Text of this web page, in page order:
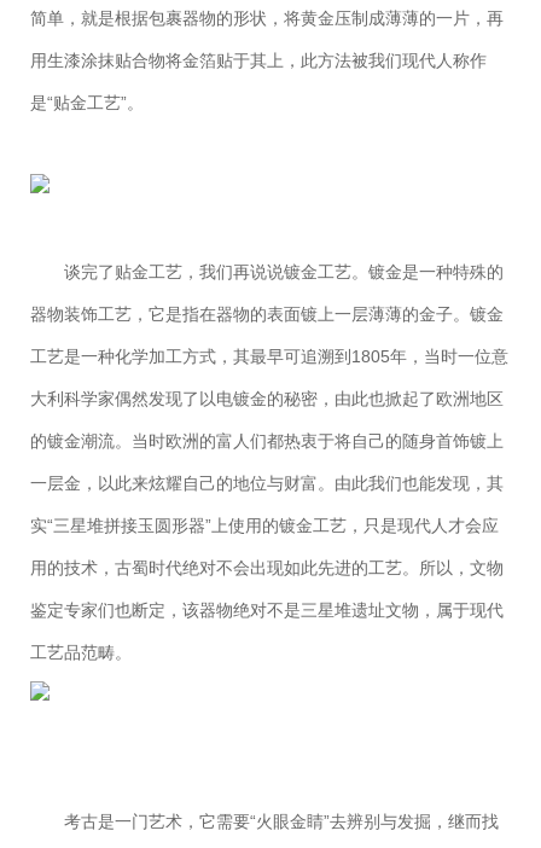
简单，就是根据包裹器物的形状，将黄金压制成薄薄的一片，再
用生漆涂抹贴合物将金箔贴于其上，此方法被我们现代人称作
是“贴金工艺”。
谈完了贴金工艺，我们再说说镀金工艺。镀金是一种特殊的
器物装饰工艺，它是指在器物的表面镀上一层薄薄的金子。镀金
工艺是一种化学加工方式，其最早可追溯到1805年，当时一位意
大利科学家偶然发现了以电镀金的秘密，由此也掀起了欧洲地区
的镀金潮流。当时欧洲的富人们都热衷于将自己的随身首饰镀上
一层金，以此来炫耀自己的地位与财富。由此我们也能发现，其
实“三星堆拼接玉圆形器”上使用的镀金工艺，只是现代人才会应
用的技术，古蜀时代绝对不会出现如此先进的工艺。所以，文物
鉴定专家们也断定，该器物绝对不是三星堆遗址文物，属于现代
工艺品范畴。
考古是一门艺术，它需要“火眼金睛”去辨别与发掘，继而找